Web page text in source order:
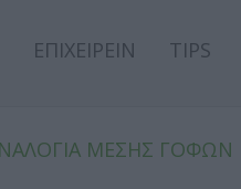
ΕΠΙΧΕΙΡΕΙΝ TIPS
ΜΕΣΗΣ ΓΟΦΩΝ